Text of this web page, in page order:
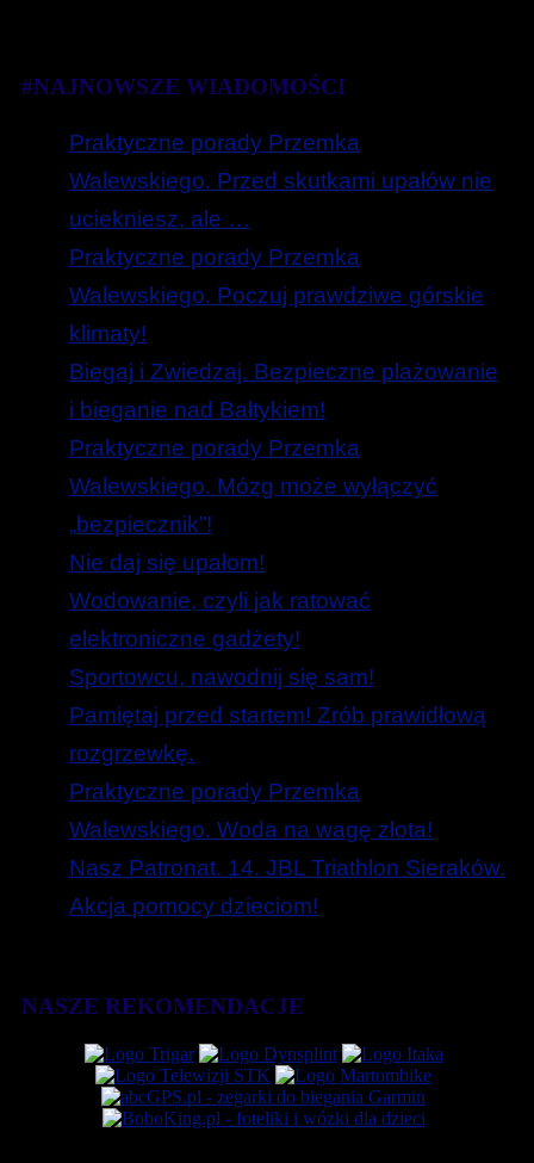
#NAJNOWSZE WIADOMOŚCI
Praktyczne porady Przemka
Walewskiego. Przed skutkami upałów nie
uciekniesz, ale …
Praktyczne porady Przemka
Walewskiego. Poczuj prawdziwe górskie
klimaty!
Biegaj i Zwiedzaj. Bezpieczne plażowanie
i bieganie nad Bałtykiem!
Praktyczne porady Przemka
Walewskiego. Mózg może wyłączyć
„bezpiecznik”!
Nie daj się upałom!
Wodowanie, czyli jak ratować
elektroniczne gadżety!
Sportowcu, nawodnij się sam!
Pamiętaj przed startem! Zrób prawidłową
rozgrzewkę.
Praktyczne porady Przemka
Walewskiego. Woda na wagę złota!
Nasz Patronat. 14. JBL Triathlon Sieraków.
Akcja pomocy dzieciom!
NASZE REKOMENDACJE